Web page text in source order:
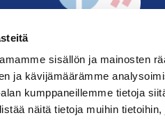
sisällön ja mainosten
ja kävijämäärämme
kumppaneillemme tietoja
näitä tietoja muihin
TILAA UUTISKIRJE ›